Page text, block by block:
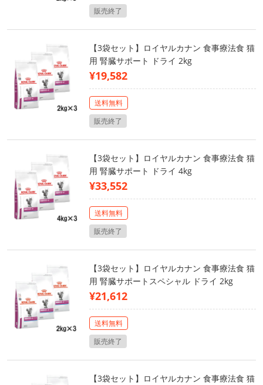
販売終了
【3袋セット】ロイヤルカナン 食事療法食 猫
用 腎臓サポート ドライ 2kg
¥19,582
送料無料
販売終了
【3袋セット】ロイヤルカナン 食事療法食 猫
用 腎臓サポート ドライ 4kg
¥33,552
送料無料
販売終了
【3袋セット】ロイヤルカナン 食事療法食 猫
用 腎臓サポートスペシャル ドライ 2kg
¥21,612
送料無料
販売終了
【3袋セット】ロイヤルカナン 食事療法食 猫